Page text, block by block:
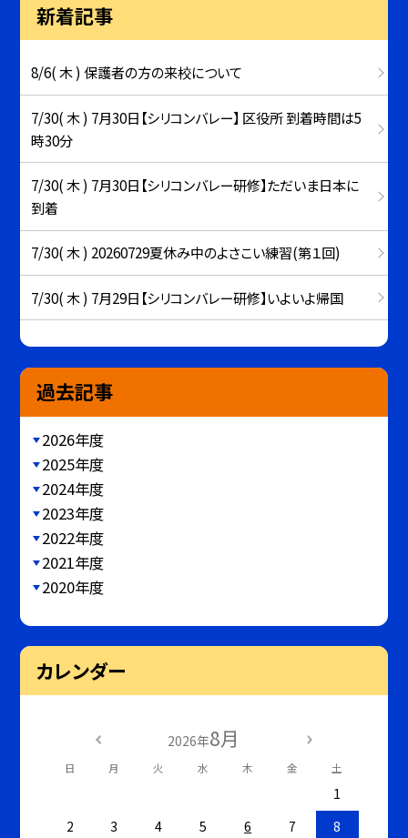
新着記事
8/6( 木 ) 保護者の方の来校について
7/30( 木 ) 7月30日【シリコンバレー】 区役所 到着時間は5
時30分
7/30( 木 ) 7月30日【シリコンバレー研修】ただいま日本に
到着
7/30( 木 ) 20260729夏休み中のよさこい練習(第１回)
7/30( 木 ) 7月29日【シリコンバレー研修】いよいよ帰国
過去記事
2026年度
2025年度
2024年度
2023年度
2022年度
2021年度
2020年度
カレンダー
2026年8月
日 月 火 水 木 金 土
1
2
3 4 5 6 7
8